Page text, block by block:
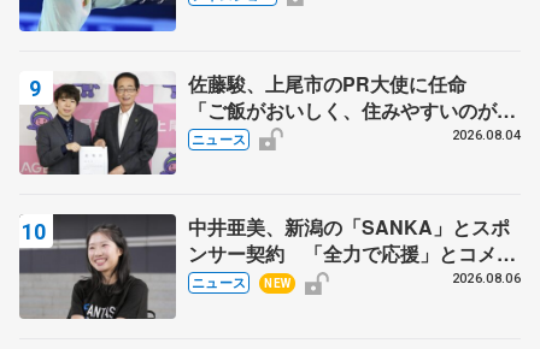
佐藤駿、上尾市のPR大使に任命
「ご飯がおいしく、住みやすいのが魅
力」
ニュース 2026.08.04
中井亜美、新潟の「SANKA」とスポ
ンサー契約 「全力で応援」とコメン
ト
ニュース NEW 2026.08.06